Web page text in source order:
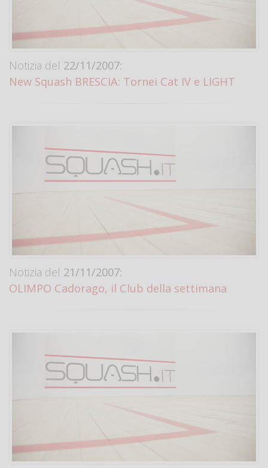
Notizia del 22/11/2007:
New Squash BRESCIA: Tornei Cat IV e LIGHT
Notizia del 21/11/2007:
OLIMPO Cadorago, il Club della settimana